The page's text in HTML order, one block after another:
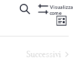
Eventi
Cerca
Mostra
Visualizza
comeLista
Successivi